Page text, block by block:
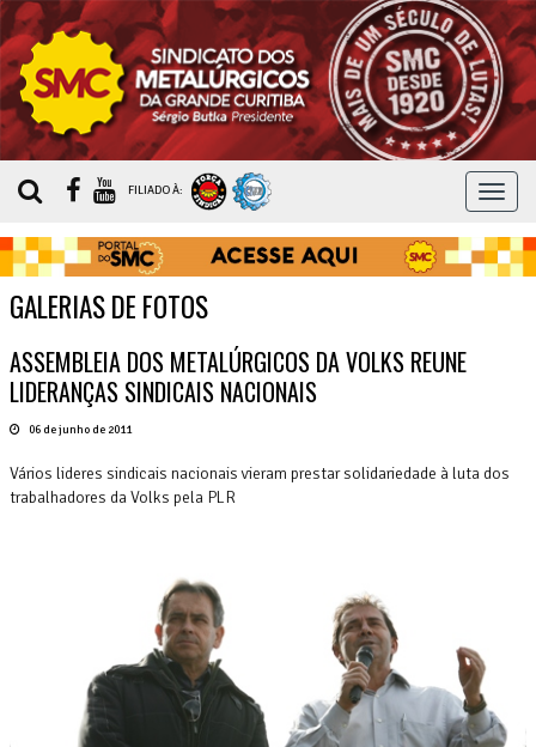
MENU
FILIADO À:
GALERIAS DE FOTOS
ASSEMBLEIA DOS METALÚRGICOS DA VOLKS REUNE
LIDERANÇAS SINDICAIS NACIONAIS
06 de junho de 2011
Vários lideres sindicais nacionais vieram prestar solidariedade à luta dos
trabalhadores da Volks pela PLR